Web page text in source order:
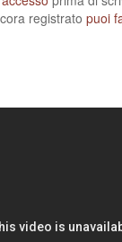
registrato puoi